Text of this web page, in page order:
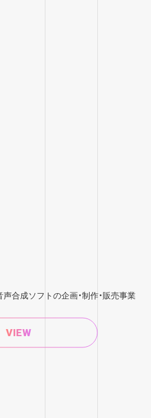
合成ソフトの企画・制作・販売事業
VIEW